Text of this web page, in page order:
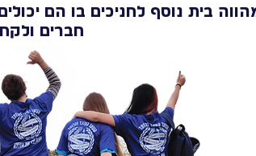
בית נוסף לחניכים בו הם
חברים